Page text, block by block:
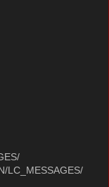
LC_MESSAGES/